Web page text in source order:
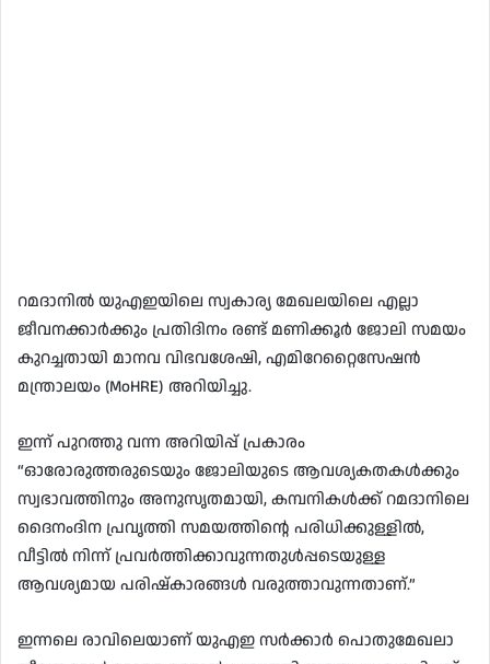
റമദാനിൽ യുഎഇയിലെ സ്വകാര്യ മേഖലയിലെ എല്ലാ
ജീവനക്കാർക്കും പ്രതിദിനം രണ്ട് മണിക്കൂർ ജോലി സമയം
കുറച്ചതായി മാനവ വിഭവശേഷി, എമിറേറ്റൈസേഷൻ
മന്ത്രാലയം (MoHRE) അറിയിച്ചു.
ഇന്ന് പുറത്തു വന്ന അറിയിപ്പ് പ്രകാരം
“ഓരോരുത്തരുടെയും ജോലിയുടെ ആവശ്യകതകൾക്കും
സ്വഭാവത്തിനും അനുസൃതമായി, കമ്പനികൾക്ക് റമദാനിലെ
ദൈനംദിന പ്രവൃത്തി സമയത്തിൻ്റെ പരിധിക്കുള്ളിൽ,
വീട്ടിൽ നിന്ന് പ്രവർത്തിക്കാവുന്നതുൾപ്പടെയുള്ള
ആവശ്യമായ പരിഷ്കാരങ്ങൾ വരുത്താവുന്നതാണ്.”
ഇന്നലെ രാവിലെയാണ് യുഎഇ സർക്കാർ പൊതുമേഖലാ